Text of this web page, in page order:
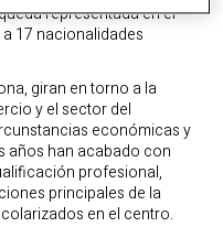
representada en el
17 nacionalidades
giran en torno a la
y el sector del
económicas y
años han acabado con
profesional,
principales de la
en el centro.